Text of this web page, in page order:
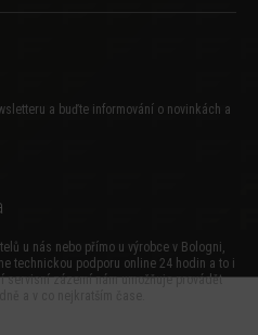
a buďte informování o novinkách a
u nás nebo přímo u výrobce v Bologni,
technickou podporu online 24 hodin a to i
zázemí nám umožňuje provádět